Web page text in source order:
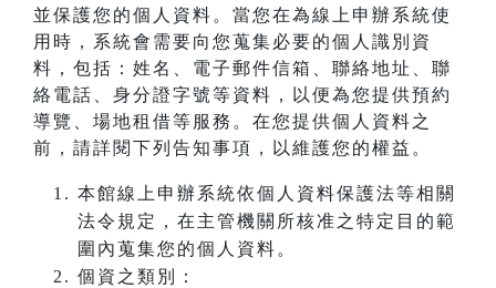
並保護您的個人資料。當您在為線上申辦系統使
用時，系統會需要向您蒐集必要的個人識別資
料，包括：姓名、電子郵件信箱、聯絡地址、聯
絡電話、身分證字號等資料，以便為您提供預約
導覽、場地租借等服務。在您提供個人資料之
前，請詳閱下列告知事項，以維護您的權益。
本館線上申辦系統依個人資料保護法等相關
法令規定，在主管機關所核准之特定目的範
圍內蒐集您的個人資料。
個資之類別：